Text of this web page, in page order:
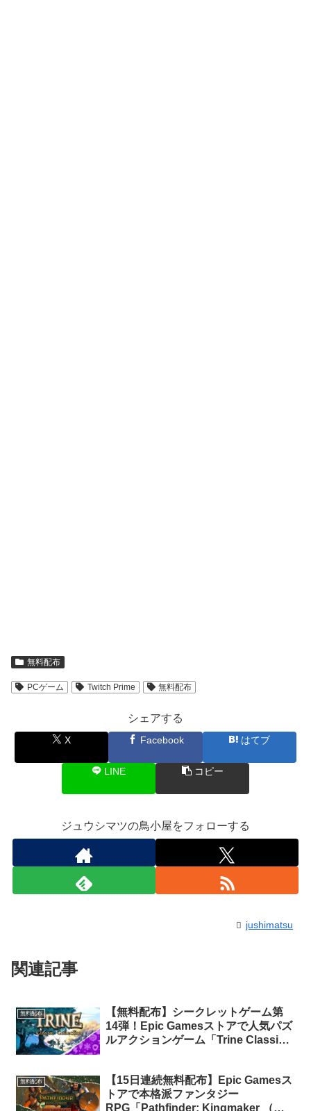
無料配布
PCゲーム Twitch Prime 無料配布
シェアする
X Facebook はてブ
LINE コピー
ジュウシマツの鳥小屋をフォローする
jushimatsu
関連記事
無料配布
【無料配布】シークレットゲーム第
14弾！Epic Gamesストアで人気パズ
ルアクションゲーム「Trine Classic
無料配布
【15日連続無料配布】Epic Gamesス
トアで本格派ファンタジー
RPG「Pathfinder: Kingmaker （パ